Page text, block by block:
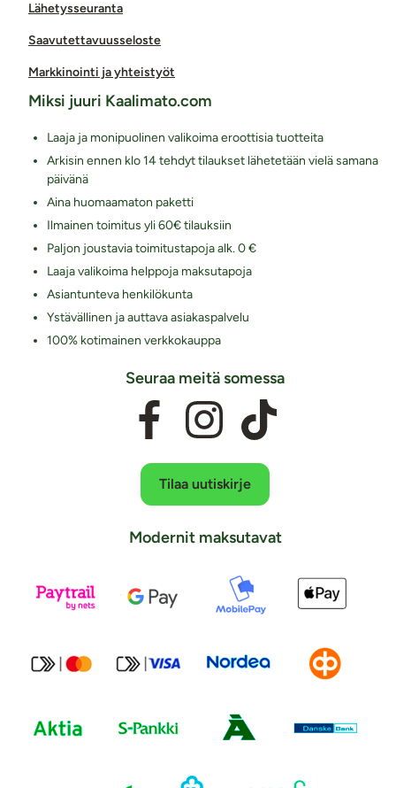
Lähetysseuranta
Saavutettavuusseloste
Markkinointi ja yhteistyöt
Miksi juuri Kaalimato.com
Laaja ja monipuolinen valikoima eroottisia tuotteita
Arkisin ennen klo 14 tehdyt tilaukset lähetetään vielä samana
päivänä
Aina huomaamaton paketti
Ilmainen toimitus yli 60€ tilauksiin
Paljon joustavia toimitustapoja alk. 0 €
Laaja valikoima helppoja maksutapoja
Asiantunteva henkilökunta
Ystävällinen ja auttava asiakaspalvelu
100% kotimainen verkkokauppa
Seuraa meitä somessa
Tilaa uutiskirje
Modernit maksutavat